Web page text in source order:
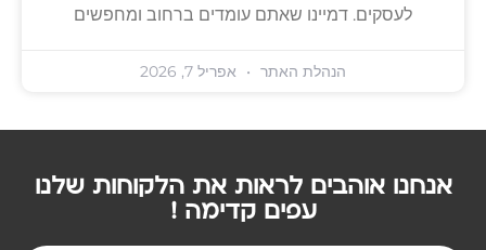
לעסקים. דמיינו שאתם עומדים ברחוב ומחפשים
הנהלת האתר אפריל 7, 2026
אנחנו אוהבים לראות את הלקוחות שלנו
עפים קדימה !